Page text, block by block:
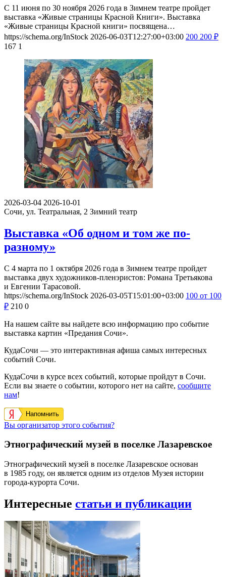
С 11 июня по 30 ноября 2026 года в Зимнем театре пройдет
выставка «Живые страницы Красной Книги». Выставка
«Живые страницы Красной книги» посвящена…
https://schema.org/InStock 2026-06-03T12:27:00+03:00 200 200 ₽
167 1
2026-03-04 2026-10-01
Сочи, ул. Театральная, 2 Зимний театр
Выставка «Об одном и том же по-
разному»
С 4 марта по 1 октября 2026 года в Зимнем театре пройдет
выставка двух художников-пленэристов: Романа Третьякова
и Евгении Тарасовой.
https://schema.org/InStock 2026-03-05T15:01:00+03:00 100 от 100
₽ 210 0
На нашем сайте вы найдете всю информацию про событие
выставка картин «Предания Сочи».
КудаСочи — это интерактивная афиша самых интересных
событий Сочи.
КудаСочи в курсе всех событий, которые пройдут в Сочи.
Если вы знаете о событии, которого нет на сайте, сообщите
нам!
Напомнить
Вы организатор этого события?
Этнографический музей в поселке Лазаревское
Этнографический музей в поселке Лазаревское основан
в 1985 году, он является одним из отделов Музея истории
города-курорта Сочи.
Интересные статьи и публикации